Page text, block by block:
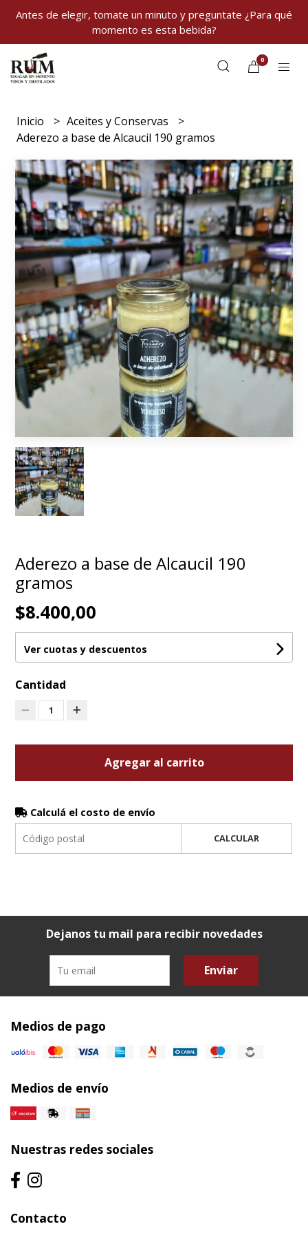
Antes de elegir, tomate un minuto y preguntate ¿Para qué
momento es esta bebida?
0
Inicio
Aceites y Conservas
Aderezo a base de Alcaucil 190 gramos
Aderezo a base de Alcaucil 190
gramos
$8.400,00
Ver cuotas y descuentos
Cantidad
1
Agregar al carrito
Calculá el costo de envío
CALCULAR
Dejanos tu mail para recibir novedades
Enviar
Medios de pago
Medios de envío
Nuestras redes sociales
Contacto